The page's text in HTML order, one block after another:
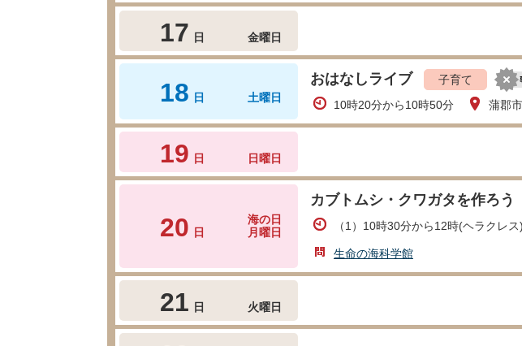
17 日 金曜日
18 日 土曜日
おはなしライブ
子育て
10時20分から10時50分
蒲郡
19 日 日曜日
20 日
海の日
月曜日
カブトムシ・クワガタを作ろう
（1）10時30分から12時(ヘラクレ
生命の海科学館
21 日 火曜日